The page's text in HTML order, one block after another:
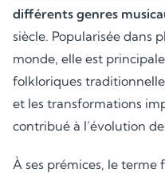
différents genres
siècle. Popularisée dans
monde, elle est
folkloriques
et les transformations
contribué à l’évolution
À ses prémices, le terme